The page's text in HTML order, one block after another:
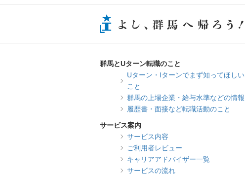
群馬とUターン転職のこと
Uターン・Iターンでまず知ってほしい
こと
群馬の上場企業・給与水準などの情報
履歴書・面接など転職活動のこと
サービス案内
サービス内容
ご利用者レビュー
キャリアアドバイザー一覧
サービスの流れ